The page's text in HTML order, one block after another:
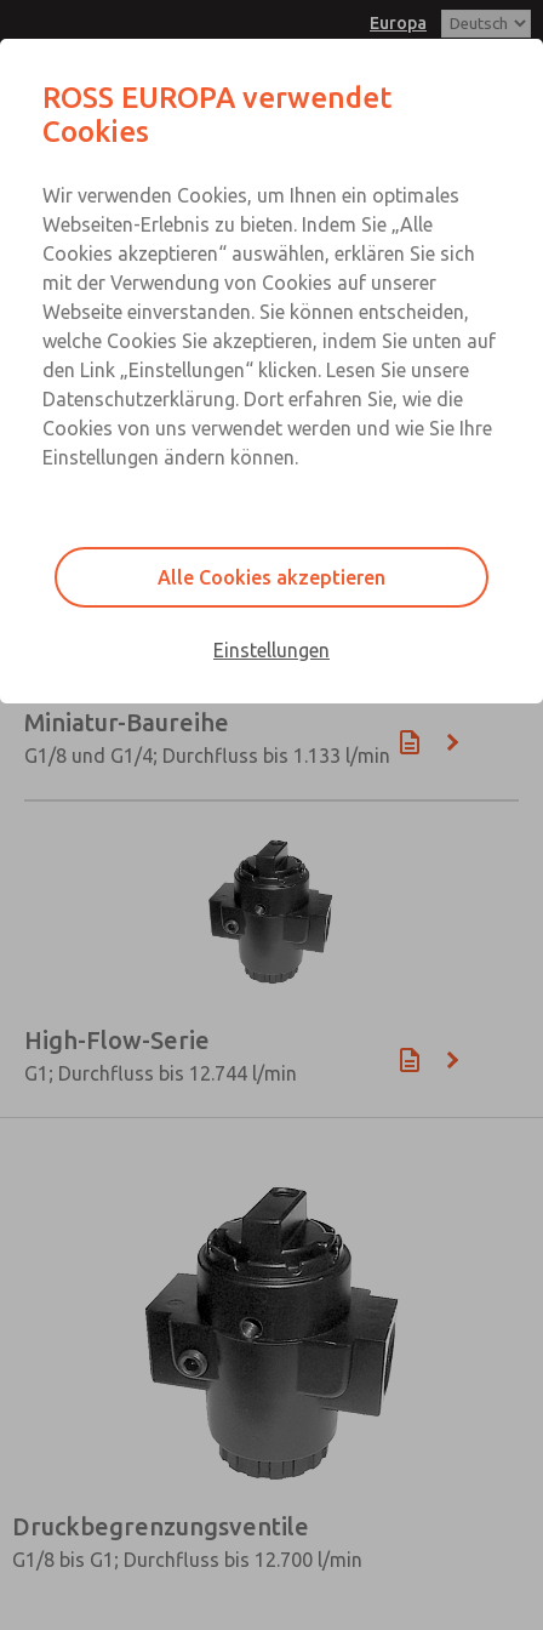
Europa
Einloggen
Anmeldung
Druckbegrenzungsventile
Druckbegrenzungsventile
G1/8 bis G1; Durchfluss bis 12.700 l/min
Miniatur-Baureihe
G1/8 und G1/4; Durchfluss bis 1.133 l/min
High-Flow-Serie
G1; Durchfluss bis 12.744 l/min
Druckbegrenzungsventile
G1/8 bis G1; Durchfluss bis 12.700 l/min
ROSS EUROPA verwendet
Cookies
Wir verwenden Cookies, um Ihnen ein optimales
Webseiten-Erlebnis zu bieten. Indem Sie „Alle
Cookies akzeptieren“ auswählen, erklären Sie sich
mit der Verwendung von Cookies auf unserer
Webseite einverstanden. Sie können entscheiden,
welche Cookies Sie akzeptieren, indem Sie unten auf
den Link „Einstellungen“ klicken. Lesen Sie unsere
Datenschutzerklärung. Dort erfahren Sie, wie die
Cookies von uns verwendet werden und wie Sie Ihre
Einstellungen ändern können.
Alle Cookies akzeptieren
Einstellungen